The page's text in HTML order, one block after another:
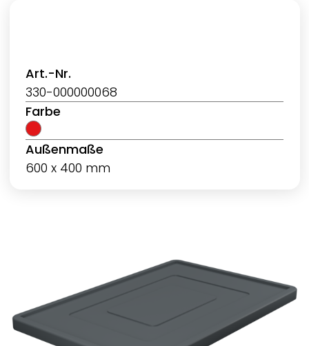
Art.-Nr.
330-000000068
Farbe
Außenmaße
600 x 400 mm